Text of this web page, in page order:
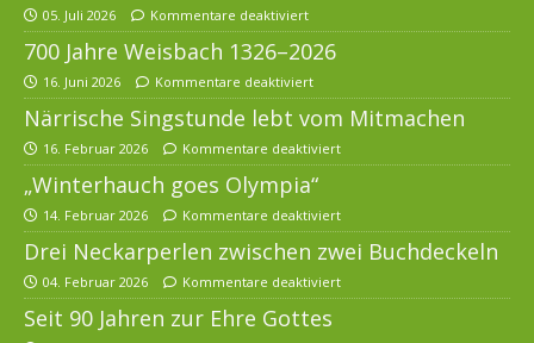
05. Juli 2026 Kommentare deaktiviert
700 Jahre Weisbach 1326–2026
16. Juni 2026 Kommentare deaktiviert
Närrische Singstunde lebt vom Mitmachen
16. Februar 2026 Kommentare deaktiviert
„Winterhauch goes Olympia“
14. Februar 2026 Kommentare deaktiviert
Drei Neckarperlen zwischen zwei Buchdeckeln
04. Februar 2026 Kommentare deaktiviert
Seit 90 Jahren zur Ehre Gottes